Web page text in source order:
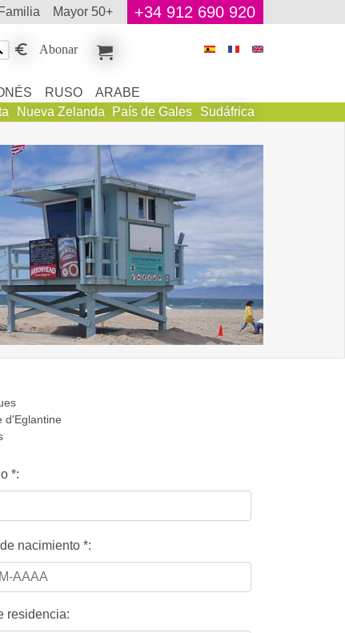
familia mayor 50+ +34 912 690 920
Abonar
RUSO
ARABE
Nueva Zelanda País de Gales Sudáfrica
d'Eglantine
*:
nacimiento *:
residencia: